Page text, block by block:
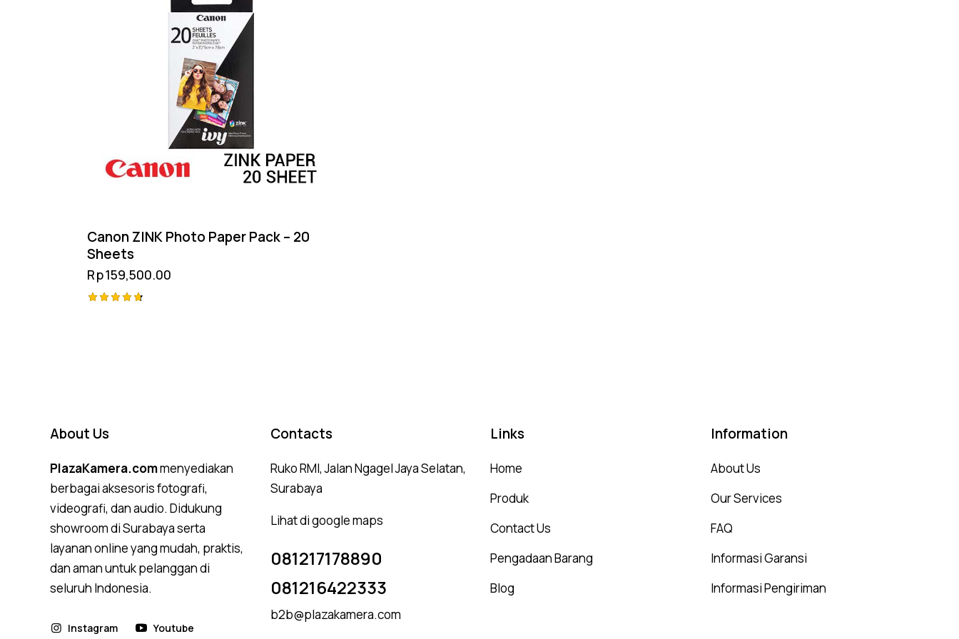
Canon ZINK Photo Paper Pack – 20
Sheets
Rp159,500.00
About Us
PlazaKamera.commenyediakan
berbagai aksesoris fotografi,
videografi, dan audio. Didukung
showroom di Surabaya serta
layanan online yang mudah, praktis,
dan aman untuk pelanggan di
seluruh Indonesia.
Instagram Youtube
Contacts
Ruko RMI, Jalan Ngagel Jaya Selatan,
Surabaya
Lihat di google maps
081217178890
081216422333
b2b@plazakamera.com
Links
Home
Produk
Contact Us
Pengadaan Barang
Blog
Information
About Us
Our Services
FAQ
Informasi Garansi
Informasi Pengiriman